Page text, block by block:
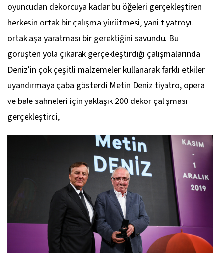
oyuncudan dekorcuya kadar bu öğeleri gerçekleştiren
herkesin ortak bir çalışma yürütmesi, yani tiyatroyu
ortaklaşa yaratması bir gerektiğini savundu. Bu
görüşten yola çıkarak gerçekleştirdiği çalışmalarında
Deniz’in çok çeşitli malzemeler kullanarak farklı etkiler
uyandırmaya çaba gösterdi Metin Deniz tiyatro, opera
ve bale sahneleri için yaklaşık 200 dekor çalışması
gerçekleştirdi,